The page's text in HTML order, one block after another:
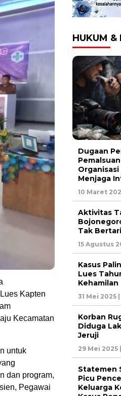
Kapten
Kecamatan
untuk
dan program,
Pegawai
HUKUM &
Dugaan
Organisasi
Menjaga
10 Maret
Aktivitas
Tak
15 Agustus
Kasus
Lues
Kehamilan
31 Mei 2025
Korban
Diduga
Jeruji
29 Mei 2025
Statemen
Picu
Keluarga